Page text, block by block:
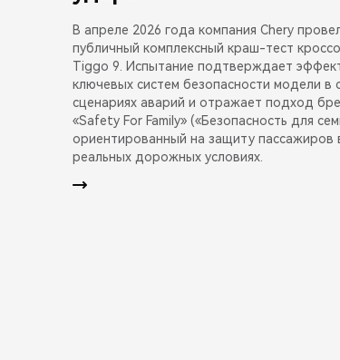
В апреле 2026 года компания Chery
публичный комплексный краш-тест
Tiggo 9. Испытание подтверждает
ключевых систем безопасности модели в
сценариях аварий и отражает подход
«Safety For Family» («Безопасность для
ориентированный на защиту пассажиров
реальных дорожных условиях.